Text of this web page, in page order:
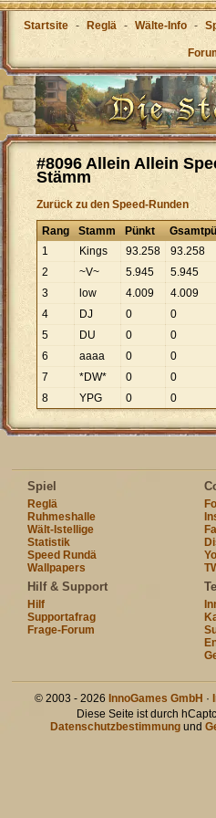
Startsite - Reglä - Wälte-Info -
#8096 Allein Allein
Stämm
Zurück zu den Speed-Runden
Rang Stamm Pünkt
1
Kings 93.258 93.258
2
~V~ 5.945 5.945
3
low 4.009 4.009
4
DJ 0 0
5
DU 0 0
6
aaaa 0 0
7
*DW* 0 0
8
YPG 0 0
Spiel
Reglä
Ruhmeshalle
Wält-Istellige
Statistik
Speed Rundä
Wallpapers
Hilf & Support
Hilf
Supportafrag
Frage-Forum
© 2003 - 2026 InnoGames GmbH ·
Diese Seite ist durch
Datenschutzbestimmung und